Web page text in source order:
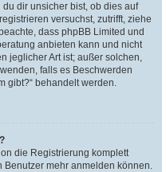
dir unsicher bist, ob dies auf
versuchst, zutrifft, ziehe
dass phpBB Limited und
anbieten kann und nicht
jeglicher Art ist; außer solchen,
falls es Beschwerden
gibt?“ behandelt werden.
die Registrierung komplett
Benutzer mehr anmelden können.